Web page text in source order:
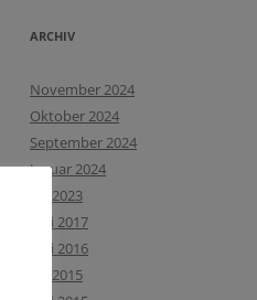
ARCHIV
November 2024
Oktober 2024
September 2024
Januar 2024
Juli 2023
Juni 2017
Mai 2016
Juli 2015